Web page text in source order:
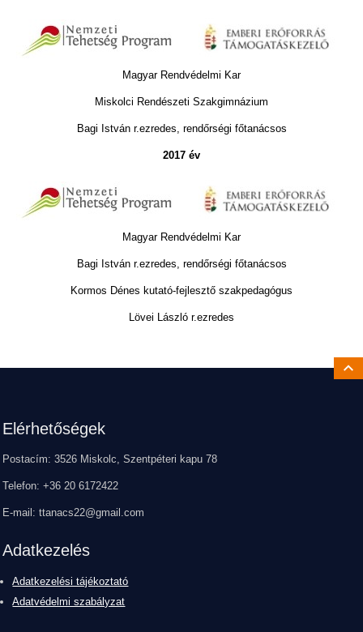
Magyar Rendvédelmi Kar
Miskolci Rendészeti Szakgimnázium
Bagi István r.ezredes, rendőrségi főtanácsos
2017 év
Magyar Rendvédelmi Kar
Bagi István r.ezredes, rendőrségi főtanácsos
Kormos Dénes kutató-fejlesztő szakpedagógus
Lövei László r.ezredes
Elérhetőségek
Postacím: 3526 Miskolc, Szentpéteri kapu 78
Telefon: +36 20 6172422
E-mail: ttanacs22@gmail.com
Adatkezelés
Adatkezelési tájékoztató
Adatvédelmi szabályzat